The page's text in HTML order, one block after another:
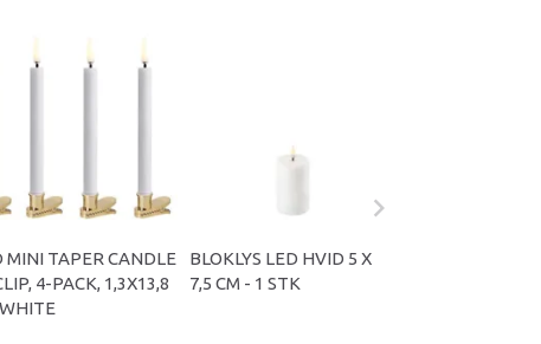
MINI TAPER CANDLE
4-PACK, 1,3X13,8
BLOKLYS LED HVID 5 X
7,5 CM - 1 STK